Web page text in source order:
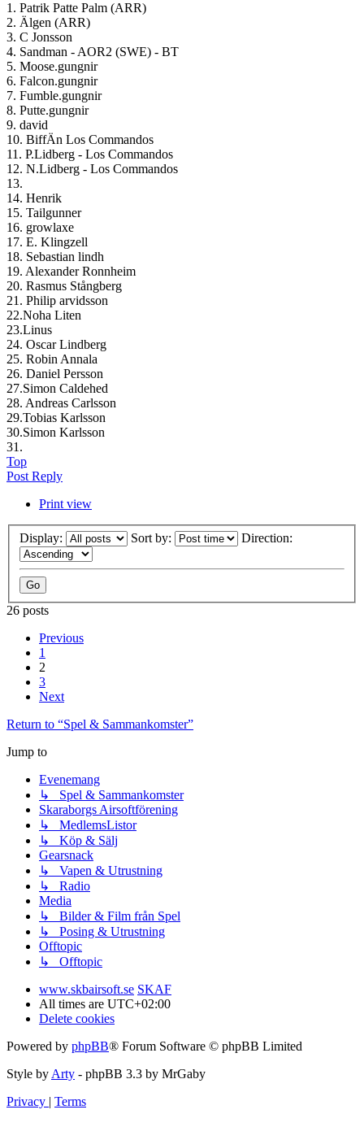
1. Patrik Patte Palm (ARR)
2. Älgen (ARR)
3. C Jonsson
4. Sandman - AOR2 (SWE) - BT
5. Moose.gungnir
6. Falcon.gungnir
7. Fumble.gungnir
8. Putte.gungnir
9. david
10. BiffÄn Los Commandos
11. P.Lidberg - Los Commandos
12. N.Lidberg - Los Commandos
13.
14. Henrik
15. Tailgunner
16. growlaxe
17. E. Klingzell
18. Sebastian lindh
19. Alexander Ronnheim
20. Rasmus Stångberg
21. Philip arvidsson
22.Noha Liten
23.Linus
24. Oscar Lindberg
25. Robin Annala
26. Daniel Persson
27.Simon Caldehed
28. Andreas Carlsson
29.Tobias Karlsson
30.Simon Karlsson
31.
Top
Post Reply
Print view
Display: Sort by: Direction:
26 posts
Previous
1
2
3
Next
Return to “Spel & Sammankomster”
Jump to
Evenemang
↳ Spel & Sammankomster
Skaraborgs Airsoftförening
↳ MedlemsListor
↳ Köp & Sälj
Gearsnack
↳ Vapen & Utrustning
↳ Radio
Media
↳ Bilder & Film från Spel
↳ Posing & Utrustning
Offtopic
↳ Offtopic
www.skbairsoft.se SKAF
All times are UTC+02:00
Delete cookies
Powered by phpBB® Forum Software © phpBB Limited
Style by Arty - phpBB 3.3 by MrGaby
Privacy | Terms